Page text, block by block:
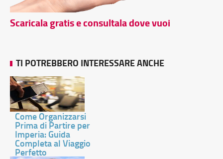
Scaricala gratis e consultala dove vuoi
TI POTREBBERO INTERESSARE ANCHE
Come Organizzarsi
Prima di Partire per
Imperia: Guida
Completa al Viaggio
Perfetto